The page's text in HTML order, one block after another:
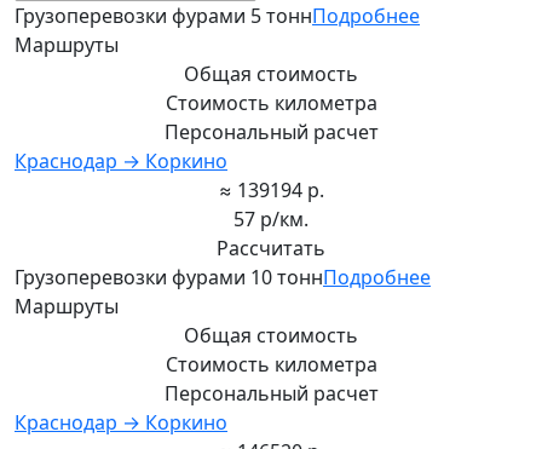
Грузоперевозки фурами 5 тоннПодробнее
Маршруты
Общая стоимость
Стоимость километра
Персональный расчет
Краснодар → Коркино
≈ 139194 р.
57 р/км.
Рассчитать
Грузоперевозки фурами 10 тоннПодробнее
Маршруты
Общая стоимость
Стоимость километра
Персональный расчет
Краснодар → Коркино